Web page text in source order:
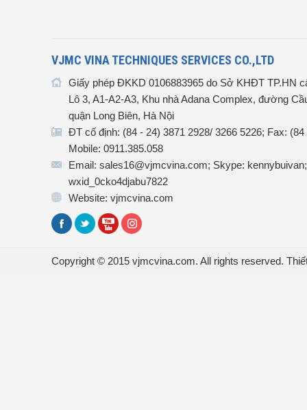
VJMC VINA TECHNIQUES SERVICES CO.,LTD
Giấy phép ĐKKD 0106883965 do Sở KHĐT TP.HN
Lô 3, A1-A2-A3, Khu nhà Adana Complex, đường
quận Long Biên, Hà Nội
ĐT cố định: (84 - 24) 3871 2928/ 3266 5226; Fax:
Mobile: 0911.385.058
Email: sales16@vjmcvina.com; Skype:
wxid_0cko4djabu7822
Website: vjmcvina.com
Copyright © 2015 vjmcvina.com. All rights reserved.